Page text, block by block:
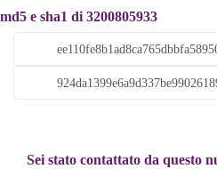
md5 e sha1 di 3200805933
Sei stato contattato da questo